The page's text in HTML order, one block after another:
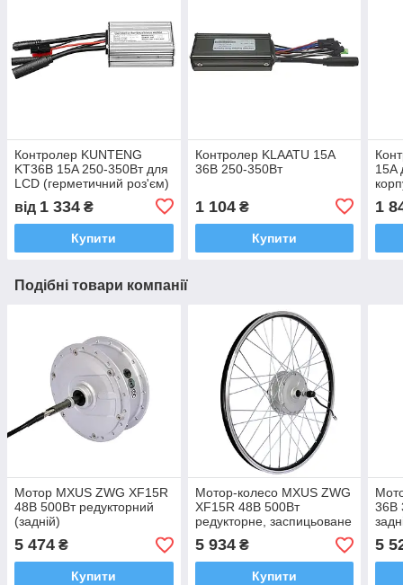
Контролер KUNTENG
KT36В 15A 250-350Вт для
LCD (герметичний роз'єм)
від 1 334 ₴
Купити
Контролер KLAATU 15A
36В 250-350Вт
1 104₴
Купити
15A
1
Подібні товари компанії
Мотор MXUS ZWG XF15R
48В 500Вт редукторний
(задній)
5 474 ₴
Купити
Мотор-колесо MXUS ZWG
XF15R 48В 500Вт
редукторне, заспицьоване
(заднє)
5 934₴
Купити
36В
5